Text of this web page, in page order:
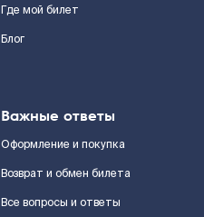
Где мой билет
Блог
Важные ответы
Оформление и покупка
Возврат и обмен билета
Все вопросы и ответы